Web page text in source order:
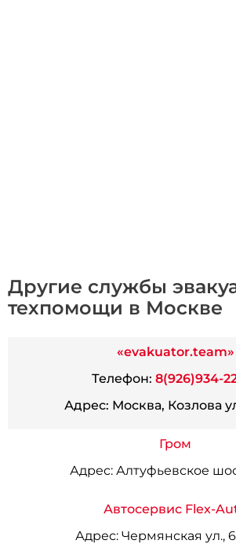
Другие службы
техпомощи в Москве
«evakuator.team»
Телефон: 8(926)934-
Адрес: Москва, Козлова
Гром
Адрес:Алтуфьевское
Автосервис Flex-
Адрес:Чермянская ул.,